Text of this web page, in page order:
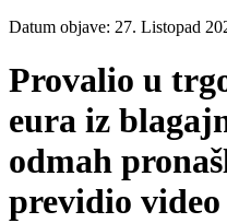
Datum objave: 27. Listopad
Provalio u
eura iz
odmah
previdio video